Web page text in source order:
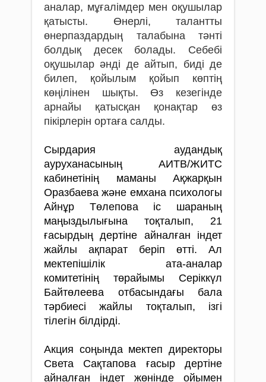
аналар, мұғалімдер мен оқушылар
қатысты. Өнерлі, талантты
өнерпаздардың талабына тәнті
болдық десек болады. Себебі
оқушылар әнді де айтып, биді де
билеп, қойылым қойып көптің
көңілінен шықты. Өз кезегінде
арнайы қатысқан қонақтар өз
пікірлерін ортаға салды.
Сырдария аудандық
ауруханасының АИТВ/ЖИТС
кабинетінің маманы Ақжарқын
Оразбаева және емхана психологы
Айнұр Төлепова іс шараның
маңыздылығына тоқталып, 21
ғасырдың дертіне айналған індет
жайлы ақпарат беріп өтті. Ал
мектепішілік ата-аналар
комитетінің төрайымы Серіккүл
Байтөлеева отбасындағы бала
тәрбиесі жайлы тоқталып, ізгі
тілегін білдірді.
Акция соңында мектеп директоры
Света Сақтапова ғасыр дертіне
айналған індет жөнінде ойымен